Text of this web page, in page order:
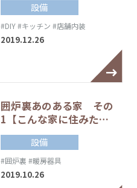
設備
#DIY#キッチン #店舗内装
2019.12.26
囲炉裏あのある家 その
1【こんな家に住みた…
設備
#囲炉裏 #暖房器具
2019.10.26